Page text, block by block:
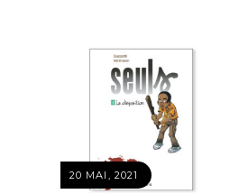
20 MAI, 2021